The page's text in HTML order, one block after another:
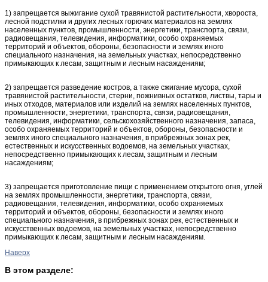
1) запрещается выжигание сухой травянистой растительности, хвороста,
лесной подстилки и других лесных горючих материалов на землях
населенных пунктов, промышленности, энергетики, транспорта, связи,
радиовещания, телевидения, информатики, особо охраняемых
территорий и объектов, обороны, безопасности и землях иного
специального назначения, на земельных участках, непосредственно
примыкающих к лесам, защитным и лесным насаждениям;
2) запрещается разведение костров, а также сжигание мусора, сухой
травянистой растительности, стерни, пожнивных остатков, листвы, тары и
иных отходов, материалов или изделий на землях населенных пунктов,
промышленности, энергетики, транспорта, связи, радиовещания,
телевидения, информатики, сельскохозяйственного назначения, запаса,
особо охраняемых территорий и объектов, обороны, безопасности и
землях иного специального назначения, в прибрежных зонах рек,
естественных и искусственных водоемов, на земельных участках,
непосредственно примыкающих к лесам, защитным и лесным
насаждениям;
3) запрещается приготовление пищи с применением открытого огня, углей
на землях промышленности, энергетики, транспорта, связи,
радиовещания, телевидения, информатики, особо охраняемых
территорий и объектов, обороны, безопасности и землях иного
специального назначения, в прибрежных зонах рек, естественных и
искусственных водоемов, на земельных участках, непосредственно
примыкающих к лесам, защитным и лесным насаждениям.
Наверх
В этом разделе: